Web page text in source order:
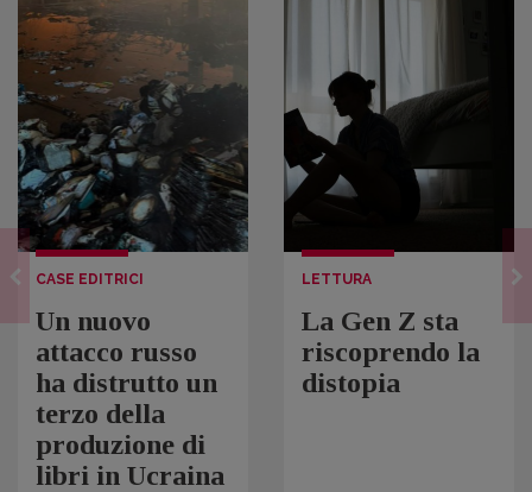
CASE EDITRICI
Un nuovo
attacco russo
ha distrutto un
terzo della
produzione di
libri in Ucraina
LETTURA
La Gen Z sta
riscoprendo la
distopia